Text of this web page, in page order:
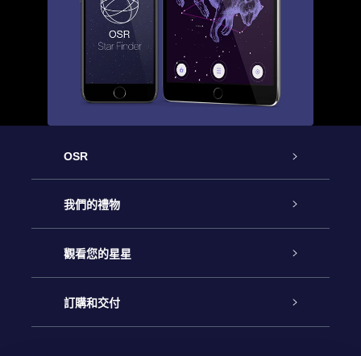
OSR
客戶服務
聯繫我們
博客
我們的禮物
Online Star禮物
OSR禮物包
觀看您的星星
星星注册
訂購和交付